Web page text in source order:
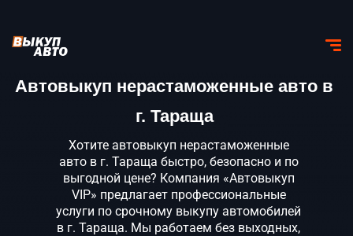
Автовыкуп нерастаможенные авто в
г. Тараща
Хотите автовыкуп нерастаможенные
авто в г. Тараща быстро, безопасно и по
выгодной цене? Компания «Автовыкуп
VIP» предлагает профессиональные
услуги по срочному выкупу автомобилей
в г. Тараща. Мы работаем без выходных,